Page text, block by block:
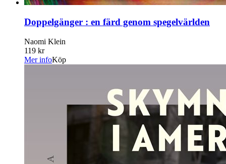
Doppelgänger : en färd genom spegelvärlden
Naomi Klein
119 kr
Mer infoKöp